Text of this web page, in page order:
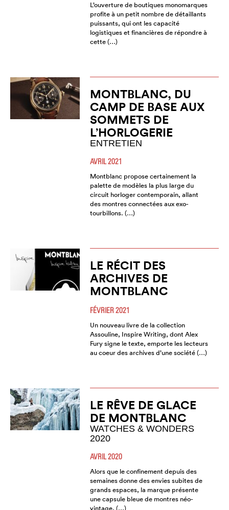
L’ouverture de boutiques monomarques
profite à un petit nombre de détaillants
puissants, qui ont les capacité
logistiques et financières de répondre à
cette (…)
MONTBLANC, DU
CAMP DE BASE AUX
SOMMETS DE
L’HORLOGERIE
ENTRETIEN
AVRIL 2021
Montblanc propose certainement la
palette de modèles la plus large du
circuit horloger contemporain, allant
des montres connectées aux exo-
tourbillons. (…)
LE RÉCIT DES
ARCHIVES DE
MONTBLANC
FÉVRIER 2021
Un nouveau livre de la collection
Assouline, Inspire Writing, dont Alex
Fury signe le texte, emporte les lecteurs
au coeur des archives d’une société (…)
LE RÊVE DE GLACE
DE MONTBLANC
WATCHES & WONDERS
2020
AVRIL 2020
Alors que le confinement depuis des
semaines donne des envies subites de
grands espaces, la marque présente
une capsule bleue de montres néo-
vintage, (…)